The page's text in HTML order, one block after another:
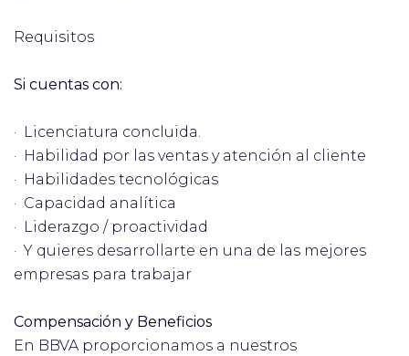
Requisitos
Si cuentas con:
· Licenciatura concluida.
· Habilidad por las ventas y atención al cliente
· Habilidades tecnológicas
· Capacidad analítica
· Liderazgo / proactividad
· Y quieres desarrollarte en una de las mejores
empresas para trabajar
Compensación y Beneficios
En BBVA proporcionamos a nuestros